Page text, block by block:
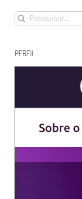
Buscar
resultados
PERFIL